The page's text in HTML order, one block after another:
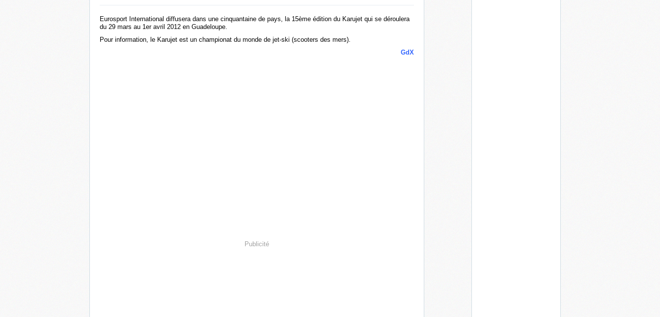
Eurosport International diffusera dans une cinquantaine de pays, la 15ème édition du Karujet qui se déroulera
du 29 mars au 1er avril 2012 en Guadeloupe.
Pour information, le Karujet est un championat du monde de jet-ski (scooters des mers).
GdX
Publicité